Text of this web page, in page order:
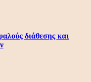
διάθεσης και